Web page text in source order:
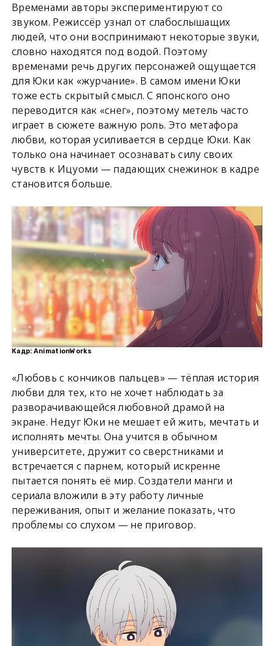
Временами авторы экспериментируют со
звуком. Режиссёр узнал от слабослышащих
людей, что они воспринимают некоторые звуки,
словно находятся под водой. Поэтому
временами речь других персонажей ощущается
для Юки как «журчание». В самом имени Юки
тоже есть скрытый смысл. С японского оно
переводится как «снег», поэтому метель часто
играет в сюжете важную роль. Это метафора
любви, которая усиливается в сердце Юки. Как
только она начинает осознавать силу своих
чувств к Ицуоми — падающих снежинок в кадре
становится больше.
Кадр: AnimationWorks
«Любовь с кончиков пальцев» — тёплая история
любви для тех, кто не хочет наблюдать за
разворачивающейся любовной драмой на
экране. Недуг Юки не мешает ей жить, мечтать и
исполнять мечты. Она учится в обычном
университете, дружит со сверстниками и
встречается с парнем, который искренне
пытается понять её мир. Создатели манги и
сериала вложили в эту работу личные
переживания, опыт и желание показать, что
проблемы со слухом — не приговор.